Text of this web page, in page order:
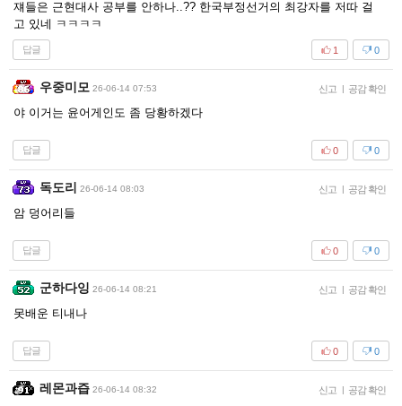
쟤들은 근현대사 공부를 안하나..?? 한국부정선거의 최강자를 저따 걸
고 있네 ㅋㅋㅋㅋ
답글 0
1
우중미모 26-06-14 07:53 신고 공감 확인
야 이거는 윤어게인도 좀 당황하겠다
답글 0
0
독도리 26-06-14 08:03 신고 공감 확인
암 덩어리들
답글 0
0
군하다잉 26-06-14 08:21 신고 공감 확인
못배운 티내나
답글 0
0
레몬과즙 26-06-14 08:32 신고 공감 확인